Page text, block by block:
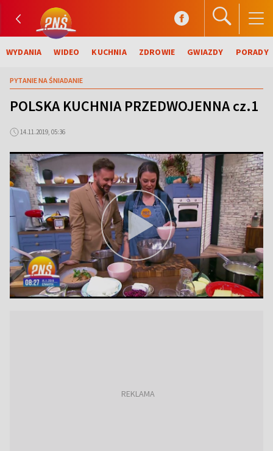
WYDANIA WIDEO KUCHNIA ZDROWIE GWIAZDY PORADY
PYTANIE NA ŚNIADANIE
POLSKA KUCHNIA PRZEDWOJENNA cz.1
14.11.2019, 05:36